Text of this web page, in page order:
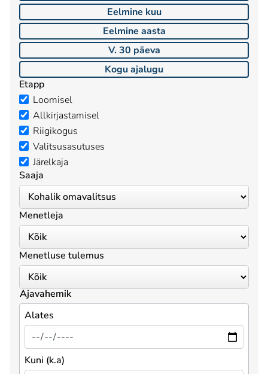
Eelmine kuu
Eelmine aasta
V. 30 päeva
Kogu ajalugu
Etapp
Loomisel
Allkirjastamisel
Riigikogus
Valitsusasutuses
Järelkaja
Saaja
Menetleja
Menetluse tulemus
Ajavahemik
Alates
Kuni (k.a)